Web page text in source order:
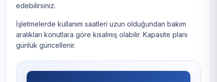
edebilirsiniz.
İşletmelerde kullanım saatleri uzun olduğundan bakım
aralıkları konutlara göre kısalmış olabilir. Kapasite planı
günlük güncellenir.